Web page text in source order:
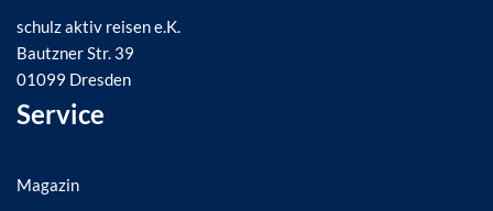
schulz aktiv reisen e.K.
Bautzner Str. 39
01099 Dresden
Service
Magazin